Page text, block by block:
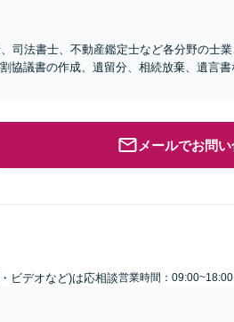
司法書士、不動産鑑定士など各分野の士
協議書の作成、遺留分、相続放棄、遺言
メールでお問
ビデオなど)は応相談営業時間：09:00~18:00